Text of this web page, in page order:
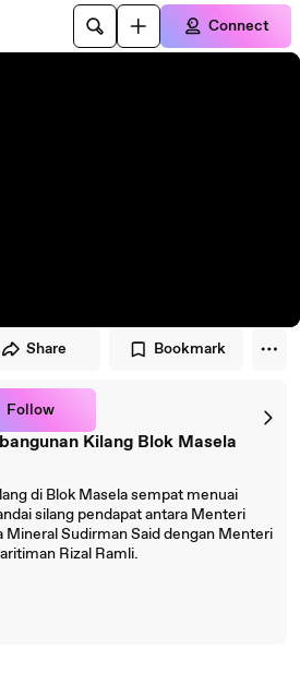
Connect
Share Bookmark
Follow
Kilang Blok Masela
di Blok Masela sempat menuai
silang pendapat antara Menteri
Mineral Sudirman Said dengan Menteri
Rizal Ramli.